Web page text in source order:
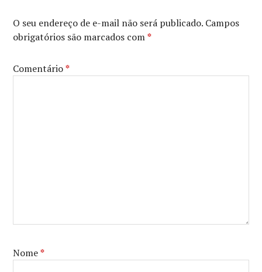
O seu endereço de e-mail não será publicado. Campos
obrigatórios são marcados com*
Comentário*
Nome*